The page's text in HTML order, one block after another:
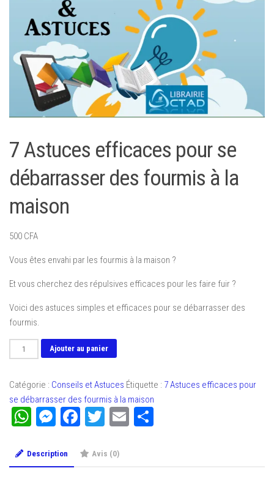
7 Astuces efficaces pour se
débarrasser des fourmis à la
maison
500 CFA
Vous êtes envahi par les fourmis à la maison ?
Et vous cherchez des répulsives efficaces pour les faire fuir ?
Voici des astuces simples et efficaces pour se débarrasser des
fourmis.
quantité
de
Astuces
efficaces
pour
débarrasser
Ajouter au panier
Catégorie : Conseils et Astuces Étiquette : 7 Astuces efficaces pour
se débarrasser des fourmis à la maison
WhatsApp
Messenger
Facebook
Twitter
Email
Description Avis (0)